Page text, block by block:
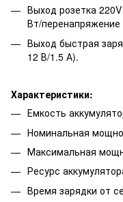
Выход розетка
Вт/
Выход быстрая
12 В/1.5 А).
Характеристики:
Емкость
Номинальная
Максимальная
Ресурс
Время зарядки от